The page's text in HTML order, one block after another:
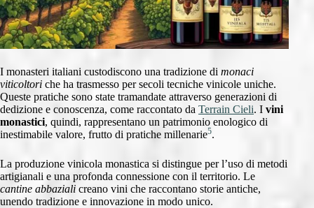
I monasteri italiani custodiscono una tradizione di monaci
viticoltori che ha trasmesso per secoli tecniche vinicole uniche.
Queste pratiche sono state tramandate attraverso generazioni di
dedizione e conoscenza, come raccontato da Terrain Cieli. I vini
monastici, quindi, rappresentano un patrimonio enologico di
inestimabile valore, frutto di pratiche millenarie5.
La produzione vinicola monastica si distingue per l’uso di metodi
artigianali e una profonda connessione con il territorio. Le
cantine abbaziali creano vini che raccontano storie antiche,
unendo tradizione e innovazione in modo unico.